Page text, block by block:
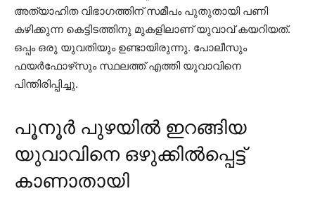
അത്യാഹിത വിഭാഗത്തിന് സമീപം പുതുതായി പണി
കഴിക്കുന്ന കെട്ടിടത്തിനു മുകളിലാണ് യുവാവ് കയറിയത്.
ഒപ്പം ഒരു യുവതിയും ഉണ്ടായിരുന്നു. പോലീസും
ഫയര്‍ഫോഴ്‌സും സ്ഥലത്ത് എത്തി യുവാവിനെ
പിന്തിരിപ്പിച്ചു.
പൂനൂർ പുഴയിൽ ഇറങ്ങിയ
യുവാവിനെ ഒഴുക്കിൽപ്പെട്ട്
കാണാതായി